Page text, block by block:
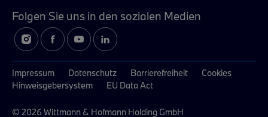
Folgen Sie uns in den sozialen Medien
Impressum Datenschutz Barrierefreiheit
Cookies
Hinweisgebersystem
EU Data Act
© 2026 Wittmann & Hofmann Holding GmbH